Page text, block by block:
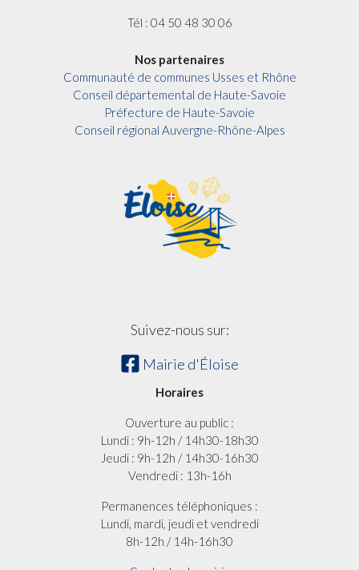
Tél : 04 50 48 30 06
Nos partenaires
Communauté de communes Usses et Rhône
Conseil départemental de Haute-Savoie
Préfecture de Haute-Savoie
Conseil régional Auvergne-Rhône-Alpes
Suivez-nous sur:
Mairie d'Éloise
Horaires
Ouverture au public :
Lundi : 9h-12h / 14h30-18h30
Jeudi : 9h-12h / 14h30-16h30
Vendredi : 13h-16h
Permanences téléphoniques :
Lundi, mardi, jeudi et vendredi
8h-12h / 14h-16h30